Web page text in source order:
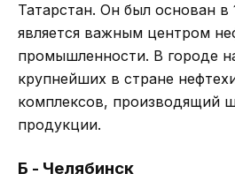
Татарстан. Он был основан в
является важным центром
промышленности. В городе
крупнейших в стране
комплексов, производящий
продукции.
Б - Челябинск